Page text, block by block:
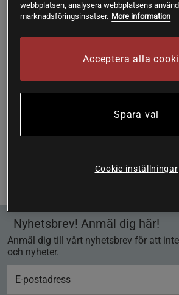
Bevaka
Nyhetsbrev! Anmäl dig här!
Anmäl dig till vårt nyhetsbrev för att
och nyheter.
webbplatsen, analysera webbplatsens
marknadsföringsinsatser. More information
Acceptera alla
Spara val
Cookie-inställningar